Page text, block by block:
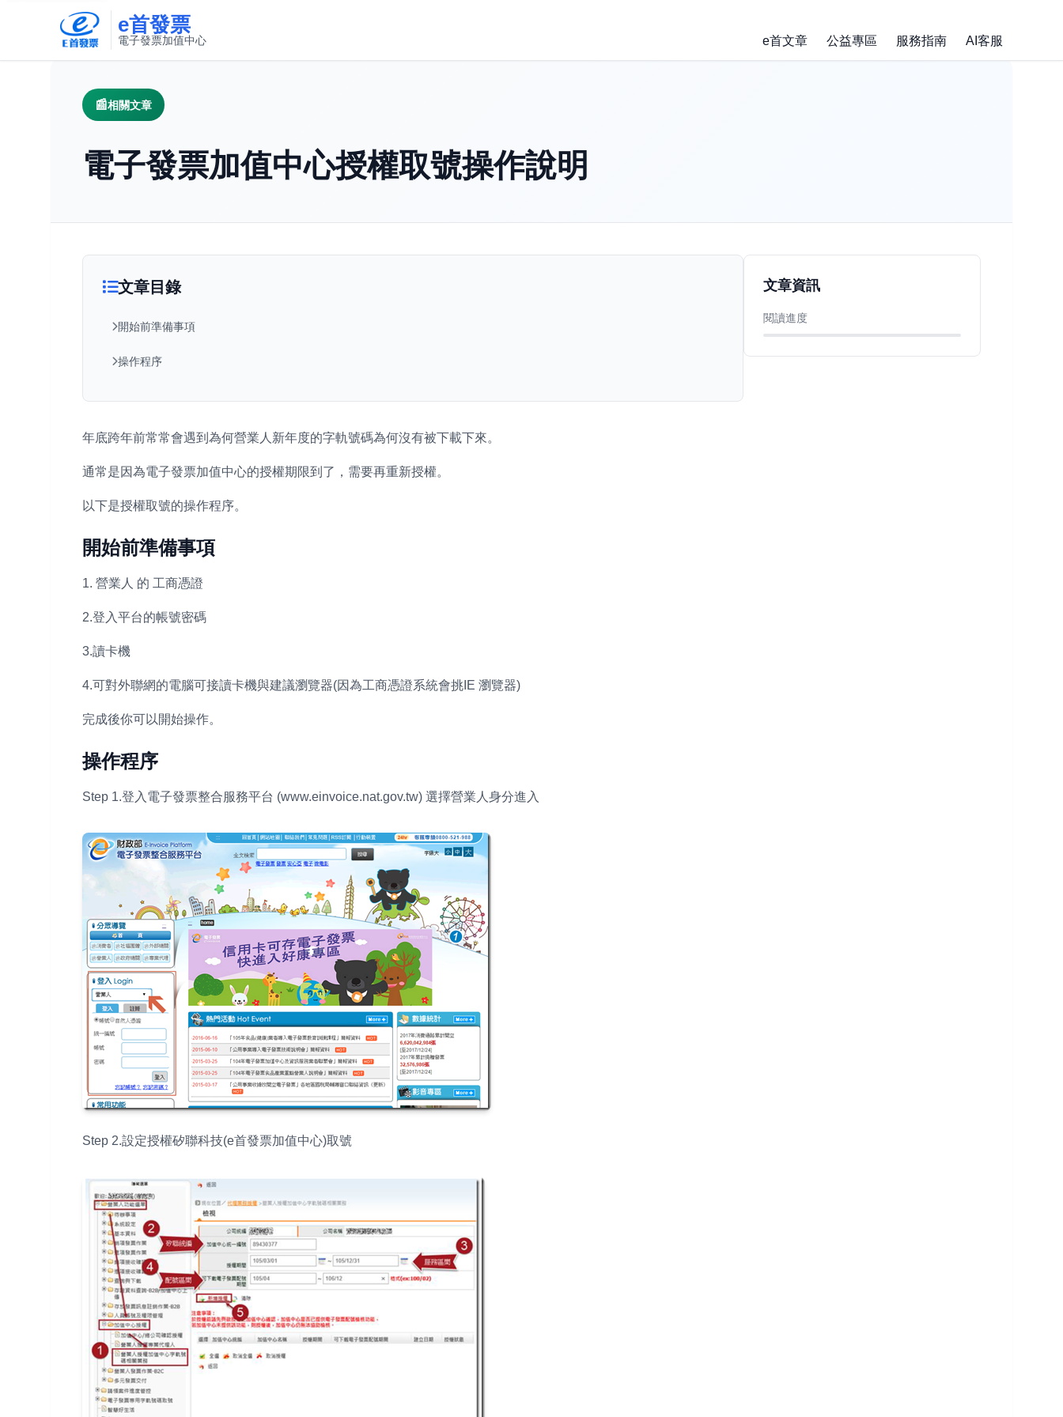
e首發票
電子發票加值中心 e首文章 公益專區 服務指南 AI客服
相關文章
電子發票加值中心授權取號操作說明
文章目錄
開始前準備事項
操作程序
年底跨年前常常會遇到為何營業人新年度的字軌號碼為何沒有被下載下來。
通常是因為電子發票加值中心的授權期限到了，需要再重新授權。
以下是授權取號的操作程序。
開始前準備事項
1. 營業人 的 工商憑證
2.登入平台的帳號密碼
3.讀卡機
4.可對外聯網的電腦可接讀卡機與建議瀏覽器(因為工商憑證系統會挑IE 瀏覽器)
完成後你可以開始操作。
操作程序
Step 1.登入電子發票整合服務平台 (www.einvoice.nat.gov.tw) 選擇營業人身分進入
Step 2.設定授權矽聯科技(e首發票加值中心)取號
文章資訊
閱讀進度